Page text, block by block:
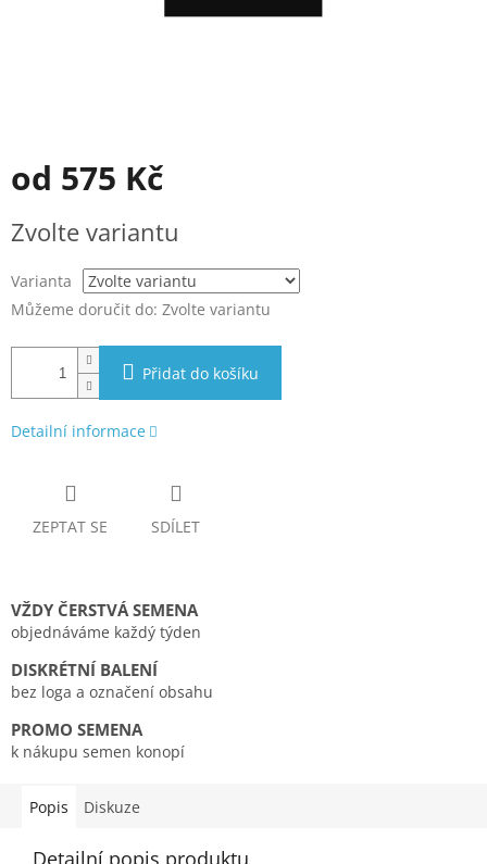
od 575 Kč
cena:
Zvolte variantu
Varianta
Můžeme doručit do: Zvolte variantu
Přidat do košíku
Detailní informace
ZEPTAT SE SDÍLET
VŽDY ČERSTVÁ SEMENA
objednáváme každý týden
DISKRÉTNÍ BALENÍ
bez loga a označení obsahu
PROMO SEMENA
k nákupu semen konopí
Popis Diskuze
Detailní popis produktu